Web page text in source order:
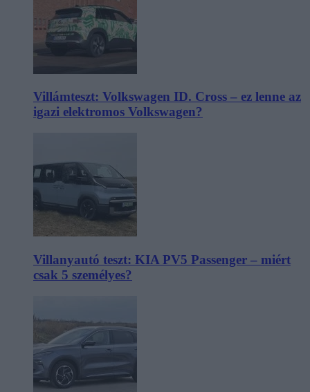
Villámteszt: Volkswagen ID. Cross – ez lenne az
igazi elektromos Volkswagen?
Villanyautó teszt: KIA PV5 Passenger – miért
csak 5 személyes?